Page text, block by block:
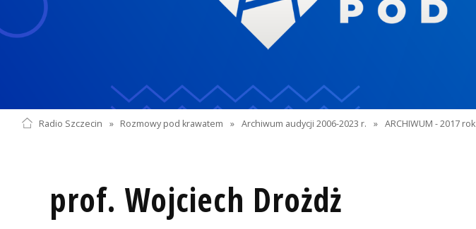
Radio Szczecin » Rozmowy pod krawatem » Archiwum audycji 2006-2023 r. » ARCHIWUM - 2017 rok
prof. Wojciech Drożdż